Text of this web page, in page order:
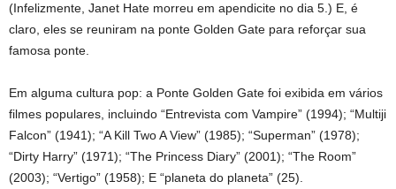
(Infelizmente, Janet Hate morreu em apendicite no dia 5.) E, é
claro, eles se reuniram na ponte Golden Gate para reforçar sua
famosa ponte.
Em alguma cultura pop: a Ponte Golden Gate foi exibida em vários
filmes populares, incluindo “Entrevista com Vampire” (1994); “Multiji
Falcon” (1941); “A Kill Two A View” (1985); “Superman” (1978);
“Dirty Harry” (1971); “The Princess Diary” (2001); “The Room”
(2003); “Vertigo” (1958); E “planeta do planeta” (25).